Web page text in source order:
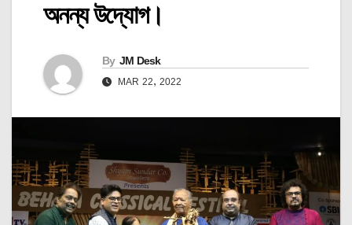
অনন্য উদ্যোগ।
By JM Desk
MAR 22, 2022